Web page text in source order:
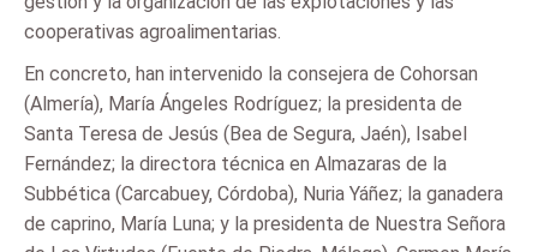
cooperativas agroalimentarias.
En concreto, han intervenido la consejera de Cohorsan
(Almería), María Ángeles Rodríguez; la presidenta de
Santa Teresa de Jesús (Bea de Segura, Jaén), Isabel
Fernández; la directora técnica en Almazaras de la
Subbética (Carcabuey, Córdoba), Nuria Yáñez; la ganadera
de caprino, María Luna; y la presidenta de Nuestra Señora